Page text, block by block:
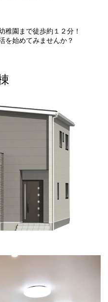
稚園まで徒歩約１２分！
を始めてみませんか？